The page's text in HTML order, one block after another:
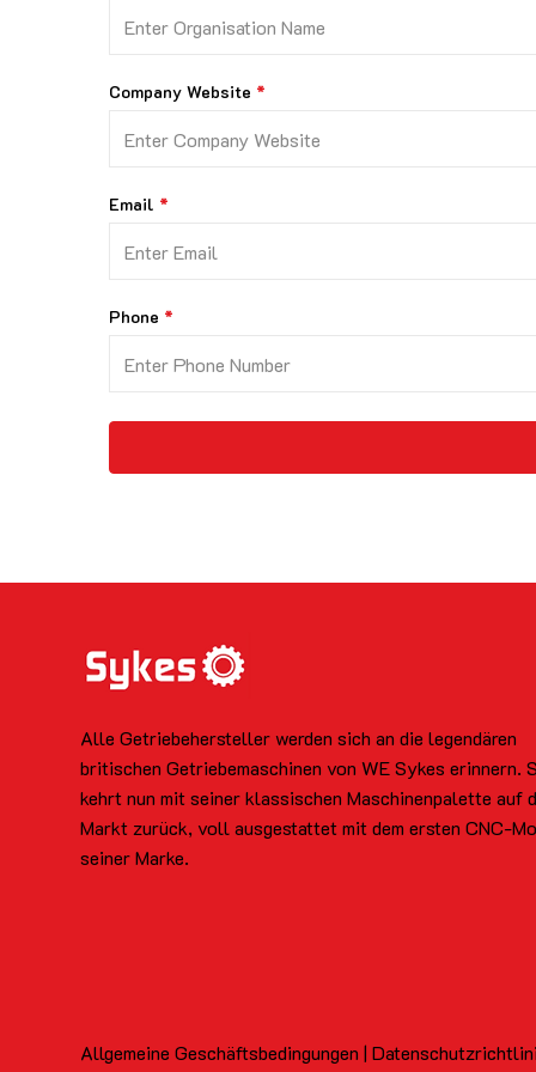
Company Website
Email
Phone
Alle Getriebehersteller werden sich an die legendären
britischen Getriebemaschinen von WE Sykes erinnern.
kehrt nun mit seiner klassischen Maschinenpalette auf
Markt zurück, voll ausgestattet mit dem ersten CNC-
seiner Marke.
Allgemeine Geschäftsbedingungen |